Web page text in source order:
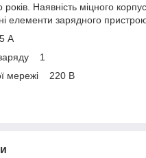
років. Наявність міцного
елементи зарядного
А
заряду 1
мережі 220 В